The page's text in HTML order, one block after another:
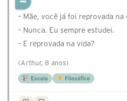
– Mãe, você já foi reprovada na
– Nunca. Eu sempre estudei.
– E reprovada na vida?
(Arthur, 8 anos)
Escola Filosófico